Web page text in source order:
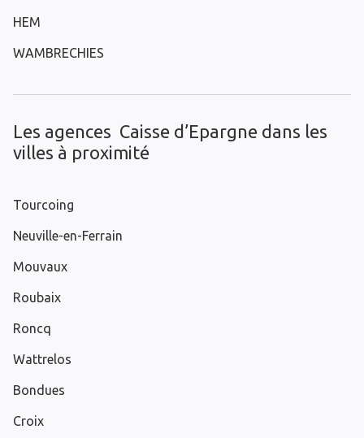
HEM
WAMBRECHIES
Les agences Caisse d’Epargne dans les
villes à proximité
Tourcoing
Neuville-en-Ferrain
Mouvaux
Roubaix
Roncq
Wattrelos
Bondues
Croix